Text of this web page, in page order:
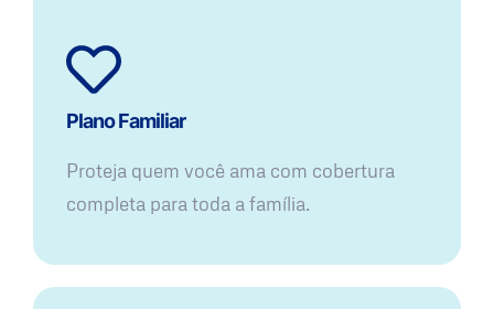
Plano Familiar
Proteja quem você ama com cobertura
completa para toda a família.